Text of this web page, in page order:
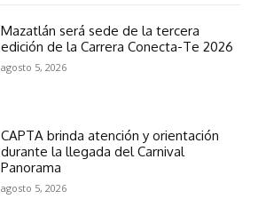
Mazatlán será sede de la tercera
edición de la Carrera Conecta-Te 2026
agosto 5, 2026
CAPTA brinda atención y orientación
durante la llegada del Carnival
Panorama
agosto 5, 2026